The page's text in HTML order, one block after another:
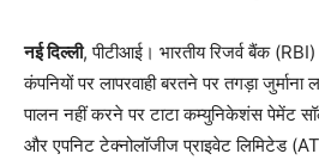
नई दिल्‍ली, पीटीआई। भारतीय रिजर्व बैंक
कंपनियों पर लापरवाही बरतने पर तगड़ा जुर्माना
पालन नहीं करने पर टाटा कम्युनिकेशंस पेमेंट
और एपनिट टेक्नोलॉजीज प्राइवेट लिमिटेड